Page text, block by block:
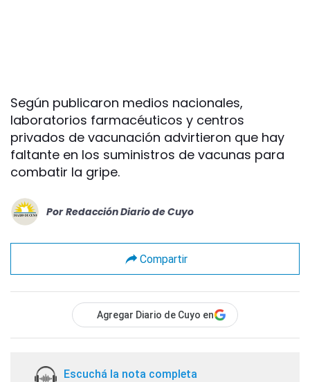
Según publicaron medios nacionales,
laboratorios farmacéuticos y centros
privados de vacunación advirtieron que hay
faltante en los suministros de vacunas para
combatir la gripe.
Por Redacción Diario de Cuyo
Compartir
Agregar Diario de Cuyo en
Escuchá la nota completa